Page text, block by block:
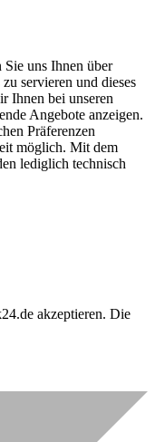
uns Ihnen über
servieren und dieses
Ihnen bei unseren
Angebote anzeigen.
Präferenzen
möglich. Mit dem
lediglich technisch
akzeptieren. Die